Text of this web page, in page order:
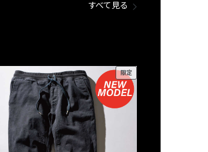
すべて見る
限定